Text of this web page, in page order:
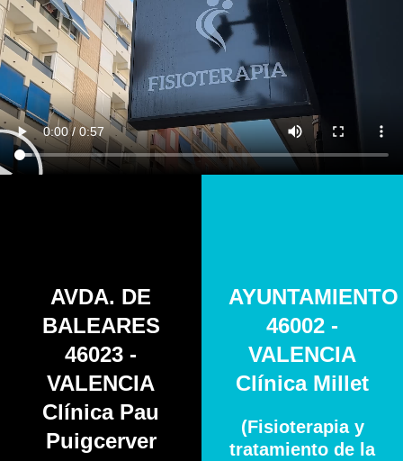
AVDA. DE
BALEARES
46023 -
VALENCIA
Clínica Pau
Puigcerver
AYUNTAMIENTO
46002 -
VALENCIA
Clínica Millet
(Fisioterapia y
tratamiento de la